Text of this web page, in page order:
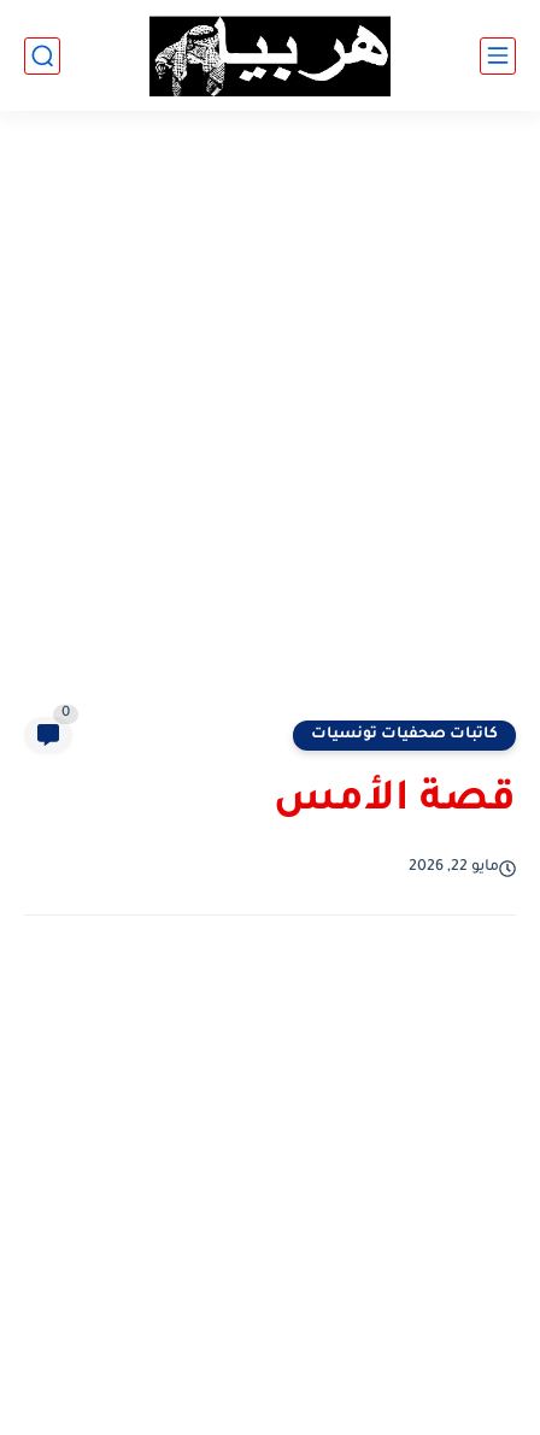
كاتبات صحفيات تونسيات
0
قصة الأمس
مايو 22, 2026